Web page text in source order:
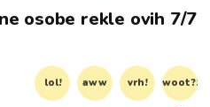
osobe rekle ovih 7/7
lol! aww vrh! woot?!